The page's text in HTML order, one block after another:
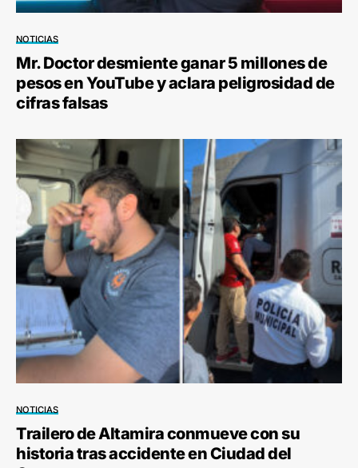
NOTICIAS
Mr. Doctor desmiente ganar 5 millones de
pesos en YouTube y aclara peligrosidad de
cifras falsas
NOTICIAS
Trailero de Altamira conmueve con su
historia tras accidente en Ciudad del